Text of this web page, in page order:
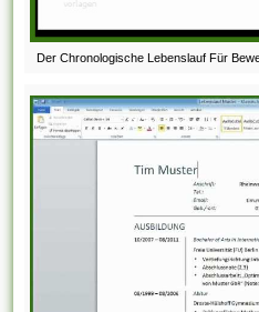
Der Chronologische Lebenslauf Für